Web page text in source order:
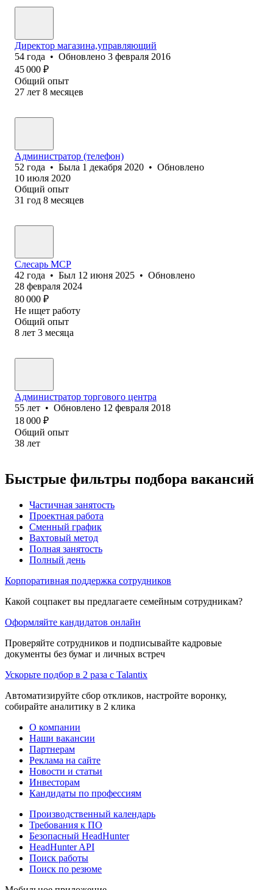
Директор магазина,управляющий
54 года • Обновлено 3 февраля 2016
45 000 ₽
Общий опыт
27 лет 8 месяцев
Администратор (телефон)
52 года • Была 1 декабря 2020 • Обновлено
10 июля 2020
Общий опыт
31 год 8 месяцев
Слесарь МСР
42 года • Был 12 июня 2025 • Обновлено
28 февраля 2024
80 000 ₽
Не ищет работу
Общий опыт
8 лет 3 месяца
Администратор торгового центра
55 лет • Обновлено 12 февраля 2018
18 000 ₽
Общий опыт
38 лет
Быстрые фильтры подбора вакансий
Частичная занятость
Проектная работа
Сменный график
Вахтовый метод
Полная занятость
Полный день
Корпоративная поддержка сотрудников
Какой соцпакет вы предлагаете семейным сотрудникам?
Оформляйте кандидатов онлайн
Проверяйте сотрудников и подписывайте кадровые
документы без бумаг и личных встреч
Ускорьте подбор в 2 раза с Talantix
Автоматизируйте сбор откликов, настройте воронку,
собирайте аналитику в 2 клика
О компании
Наши вакансии
Партнерам
Реклама на сайте
Новости и статьи
Инвесторам
Кандидаты по профессиям
Производственный календарь
Требования к ПО
Безопасный HeadHunter
HeadHunter API
Поиск работы
Поиск по резюме